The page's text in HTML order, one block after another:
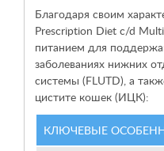
Благодаря своим
Prescription Diet c/d
питанием для
заболеваниях нижних
системы (FLUTD), а
цистите кошек (ИЦК):
КЛЮЧЕВЫЕ